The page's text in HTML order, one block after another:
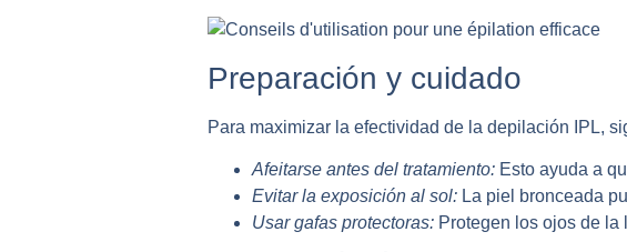
Preparación y cuidado
Para maximizar la efectividad de la depilación IPL,
Afeitarse antes del tratamiento: Esto ayuda a
Evitar la exposición al sol: La piel bronceada
Usar gafas protectoras: Protegen los ojos de